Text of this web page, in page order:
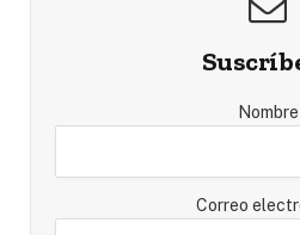
Nombre
Correo